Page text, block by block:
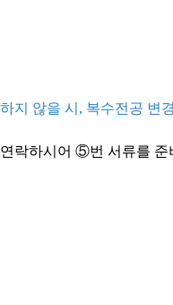
지 않을 시, 복수전공 변
락하시어 ⑤번 서류를 준